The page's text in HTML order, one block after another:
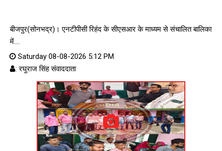
बीजपुर(सोनभद्र)। एनटीपीसी रिहंद के सीएसआर के माध्यम से संचालित बालिका
में....
Saturday 08-08-2026 5:12 PM
: रघुराज सिंह संवाददाता